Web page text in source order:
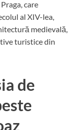
care
al XIV-lea,
medievală,
turistice din
de